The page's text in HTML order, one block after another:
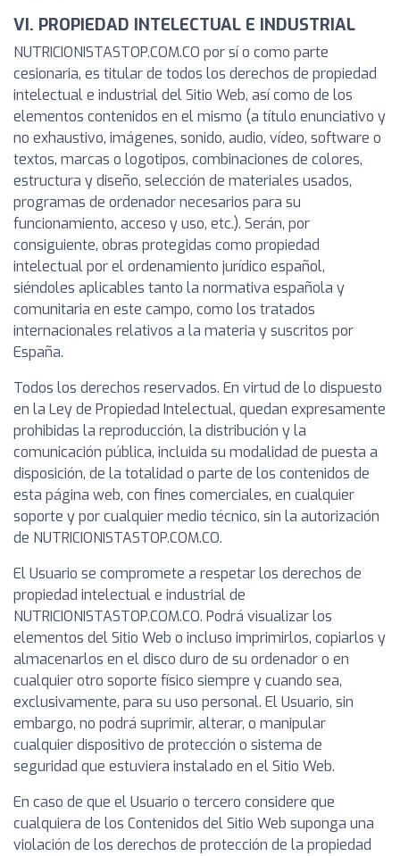
VI. PROPIEDAD INTELECTUAL E INDUSTRIAL
NUTRICIONISTASTOP.COM.CO por sí o como parte
cesionaria, es titular de todos los derechos de propiedad
intelectual e industrial del Sitio Web, así como de los
elementos contenidos en el mismo (a título enunciativo y
no exhaustivo, imágenes, sonido, audio, vídeo, software o
textos, marcas o logotipos, combinaciones de colores,
estructura y diseño, selección de materiales usados,
programas de ordenador necesarios para su
funcionamiento, acceso y uso, etc.). Serán, por
consiguiente, obras protegidas como propiedad
intelectual por el ordenamiento jurídico español,
siéndoles aplicables tanto la normativa española y
comunitaria en este campo, como los tratados
internacionales relativos a la materia y suscritos por
España.
Todos los derechos reservados. En virtud de lo dispuesto
en la Ley de Propiedad Intelectual, quedan expresamente
prohibidas la reproducción, la distribución y la
comunicación pública, incluida su modalidad de puesta a
disposición, de la totalidad o parte de los contenidos de
esta página web, con fines comerciales, en cualquier
soporte y por cualquier medio técnico, sin la autorización
de NUTRICIONISTASTOP.COM.CO.
El Usuario se compromete a respetar los derechos de
propiedad intelectual e industrial de
NUTRICIONISTASTOP.COM.CO. Podrá visualizar los
elementos del Sitio Web o incluso imprimirlos, copiarlos y
almacenarlos en el disco duro de su ordenador o en
cualquier otro soporte físico siempre y cuando sea,
exclusivamente, para su uso personal. El Usuario, sin
embargo, no podrá suprimir, alterar, o manipular
cualquier dispositivo de protección o sistema de
seguridad que estuviera instalado en el Sitio Web.
En caso de que el Usuario o tercero considere que
cualquiera de los Contenidos del Sitio Web suponga una
violación de los derechos de protección de la propiedad